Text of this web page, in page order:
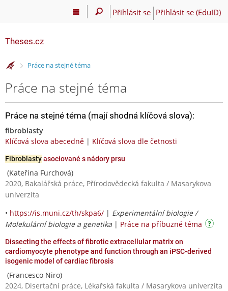
Přihlásit se Přihlásit se (EduID)
Theses.cz
>Práce na stejné téma
Práce na stejné téma
Práce na stejné téma (mají shodná klíčová slova):
fibroblasty
Klíčová slova abecedně | Klíčová slova dle četnosti
Fibroblastyasociované s nádory prsu
(Kateřina Furchová)
2020, Bakalářská práce, Přírodovědecká fakulta / Masarykova
univerzita
• https://is.muni.cz/th/skpa6/ | Experimentální biologie /
Molekulární biologie a genetika | Práce na příbuzné téma
Dissecting the effects of fibrotic extracellular matrix on
cardiomyocyte phenotype and function through an iPSC-derived
isogenic model of cardiac fibrosis
(Francesco Niro)
2024, Disertační práce, Lékařská fakulta / Masarykova univerzita